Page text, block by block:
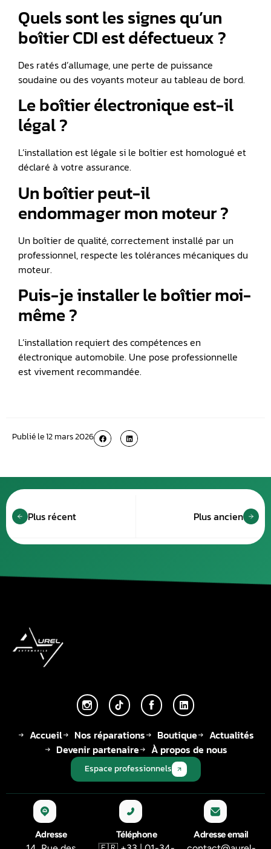
Quels sont les signes qu’un
boîtier CDI est défectueux ?
Des ratés d’allumage, une perte de puissance
soudaine ou des voyants moteur au tableau de bord.
Le boîtier électronique est-il
légal ?
L’installation est légale si le boîtier est homologué et
déclaré à votre assurance.
Un boîtier peut-il
endommager mon moteur ?
Un boîtier de qualité, correctement installé par un
professionnel, respecte les tolérances mécaniques du
moteur.
Puis-je installer le boîtier moi-
même ?
L’installation requiert des compétences en
électronique automobile. Une pose professionnelle
est vivement recommandée.
Publié le12 mars 2026
Plus récent Plus ancien
Accueil Nos réparations Boutique
Actualités
Devenir partenaire
À propos de nous
Espace professionnels
Adresse Téléphone Adresse email